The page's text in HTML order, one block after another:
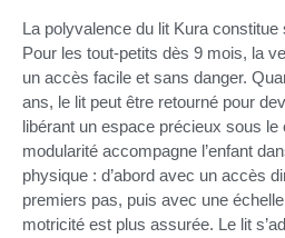
La polyvalence du lit Kura constitue
Pour les tout-petits dès 9 mois, la
un accès facile et sans danger.
ans, le lit peut être retourné pour
libérant un espace précieux sous le
modularité accompagne l’enfant
physique : d’abord avec un accès
premiers pas, puis avec une
motricité est plus assurée. Le lit